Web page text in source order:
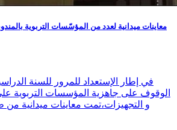
معاينات ميدانية لعدد من المؤسّسات التربوية
الوقوف على جاهزية المؤسسات التربوية
و التجهيزات،تمت معاينات ميدانية